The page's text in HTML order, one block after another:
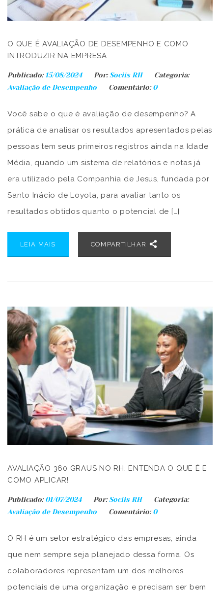
O QUE É AVALIAÇÃO DE DESEMPENHO E COMO
INTRODUZIR NA EMPRESA
Publicado: 15/08/2024 Por: Sociis RH
Categoria:
Avaliação de Desempenho
Comentário:0
Você sabe o que é avaliação de desempenho? A
prática de analisar os resultados apresentados pelas
pessoas tem seus primeiros registros ainda na Idade
Média, quando um sistema de relatórios e notas já
era utilizado pela Companhia de Jesus, fundada por
Santo Inácio de Loyola, para avaliar tanto os
resultados obtidos quanto o potencial de […]
LEIA MAIS COMPARTILHAR
AVALIAÇÃO 360 GRAUS NO RH: ENTENDA O QUE É E
COMO APLICAR!
Publicado: 01/07/2024 Por: Sociis RH
Categoria:
Avaliação de Desempenho
Comentário:0
O RH é um setor estratégico das empresas, ainda
que nem sempre seja planejado dessa forma. Os
colaboradores representam um dos melhores
potenciais de uma organização e precisam ser bem